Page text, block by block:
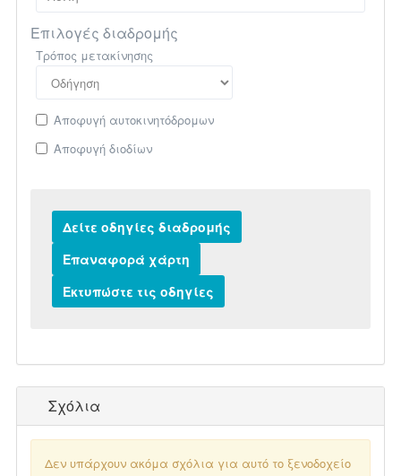
Επιλογές διαδρομής
Τρόπος μετακίνησης
Αποφυγή αυτοκινητόδρομων
Αποφυγή διοδίων
Σχόλια
Δεν υπάρχουν ακόμα σχόλια για αυτό το ξενοδοχείο